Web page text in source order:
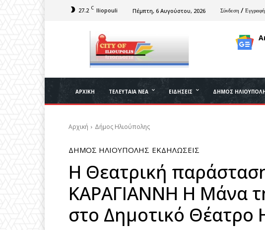
27.2 C Iliopouli Πέμπτη, 6 Αυγούστου, 2026 Σύνδεση / Εγγραφή
ΑΡΧΙΚΉ ΤΕΛΕΥΤΑΊΑ ΝΈΑ ΕΙΔΉΣΕΙΣ ΔΉΜΟΣ
Αρχική Δήμος Ηλιούπολης
ΔΉΜΟΣ ΗΛΙΟΎΠΟΛΗΣ ΕΚΔΗΛΏΣΕΙΣ
Η Θεατρική
ΚΑΡΑΓΙΑΝΝΗ Η Μάνα
στο Δημοτικό Θέατρο